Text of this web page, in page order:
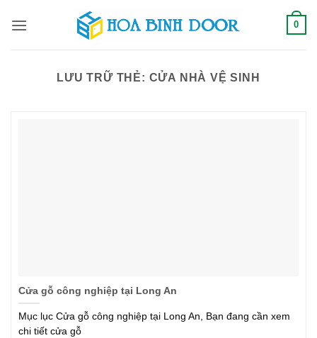
qua
0
LƯU TRỮ THẺ: CỬA NHÀ VỆ SINH
Cửa gỗ công nghiệp tại Long An
Mục lục Cửa gỗ công nghiệp tại Long An, Bạn đang cần xem
chi tiết cửa gỗ